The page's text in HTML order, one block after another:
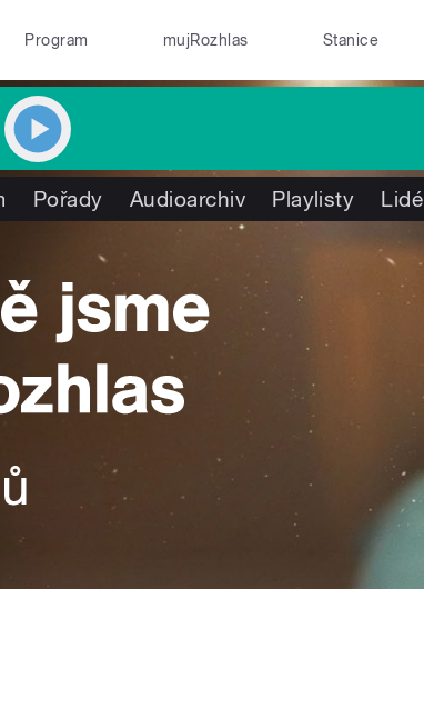
Program mujRozhlas Stanice
Pořady Audioarchiv Playlisty Lidé